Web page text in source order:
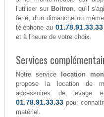
l'utiliser sur Boitron, qu'il
férié, d'un dimanche ou
téléphone au 01.78.91.33.33
et à l'heure de votre choix.
Services
Notre service location
propose la location de
accessoires de levage
01.78.91.33.33 pour
matériel.